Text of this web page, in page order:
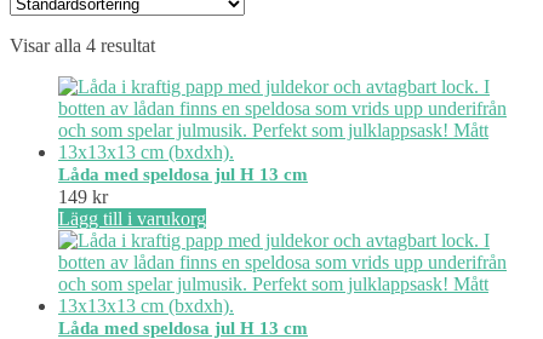
Visar alla 4 resultat
Låda med speldosa jul H 13 cm
149 kr
Lägg till i varukorg
Låda med speldosa jul H 13 cm